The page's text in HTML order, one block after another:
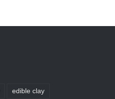
edible clay